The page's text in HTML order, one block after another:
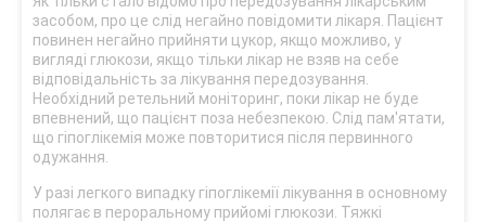
засобом, про це слід негайно повідомити лікаря. Пацієнт
повинен негайно прийняти цукор, якщо можливо, у
вигляді глюкози, якщо тільки лікар не взяв на себе
відповідальність за лікування передозування.
Необхідний ретельний моніторинг, поки лікар не буде
впевнений, що пацієнт поза небезпекою. Слід пам'ятати,
що гіпоглікемія може повторитися після первинного
одужання.
У разі легкого випадку гіпоглікемії лікування в основному
полягає в пероральному прийомі глюкози. Тяжкі